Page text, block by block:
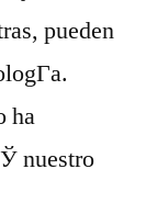
pueden
ha
nuestro